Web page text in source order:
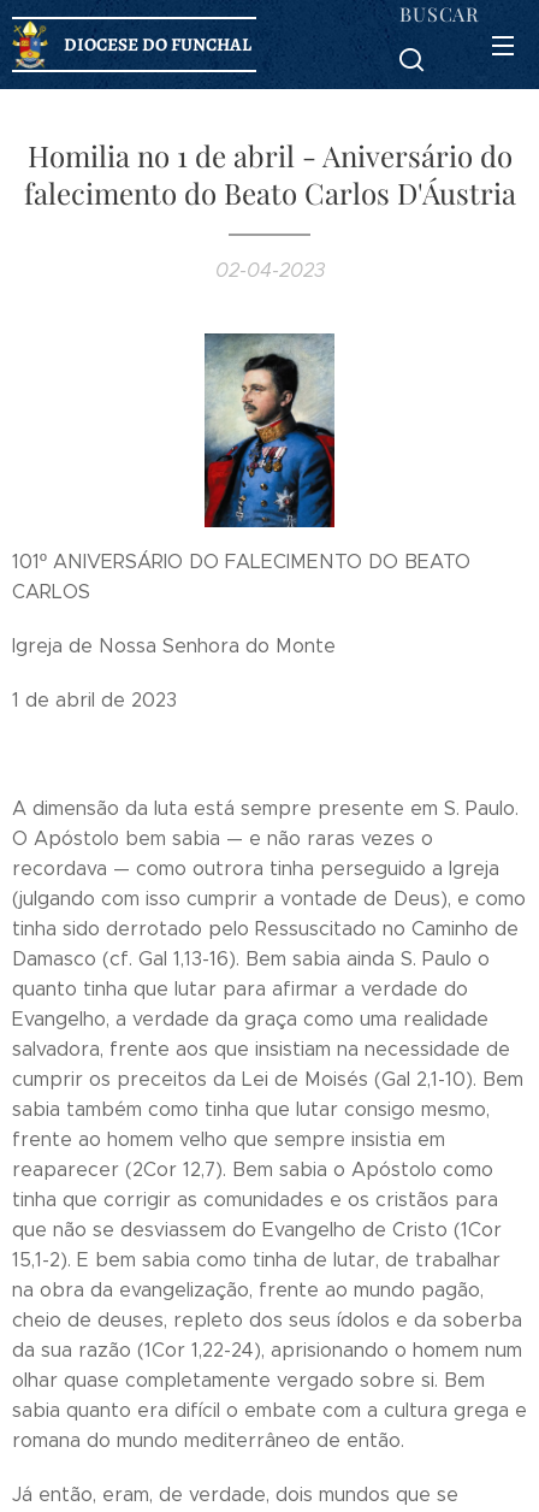
DIOCESE DO FUNCHAL
BUSCAR
Homilia no 1 de abril - Aniversário do
falecimento do Beato Carlos D'Áustria
02-04-2023
101º ANIVERSÁRIO DO FALECIMENTO DO BEATO
CARLOS
Igreja de Nossa Senhora do Monte
1 de abril de 2023
A dimensão da luta está sempre presente em S. Paulo.
O Apóstolo bem sabia — e não raras vezes o
recordava — como outrora tinha perseguido a Igreja
(julgando com isso cumprir a vontade de Deus), e como
tinha sido derrotado pelo Ressuscitado no Caminho de
Damasco (cf. Gal 1,13-16). Bem sabia ainda S. Paulo o
quanto tinha que lutar para afirmar a verdade do
Evangelho, a verdade da graça como uma realidade
salvadora, frente aos que insistiam na necessidade de
cumprir os preceitos da Lei de Moisés (Gal 2,1-10). Bem
sabia também como tinha que lutar consigo mesmo,
frente ao homem velho que sempre insistia em
reaparecer (2Cor 12,7). Bem sabia o Apóstolo como
tinha que corrigir as comunidades e os cristãos para
que não se desviassem do Evangelho de Cristo (1Cor
15,1-2). E bem sabia como tinha de lutar, de trabalhar
na obra da evangelização, frente ao mundo pagão,
cheio de deuses, repleto dos seus ídolos e da soberba
da sua razão (1Cor 1,22-24), aprisionando o homem num
olhar quase completamente vergado sobre si. Bem
sabia quanto era difícil o embate com a cultura grega e
romana do mundo mediterrâneo de então.
Já então, eram, de verdade, dois mundos que se